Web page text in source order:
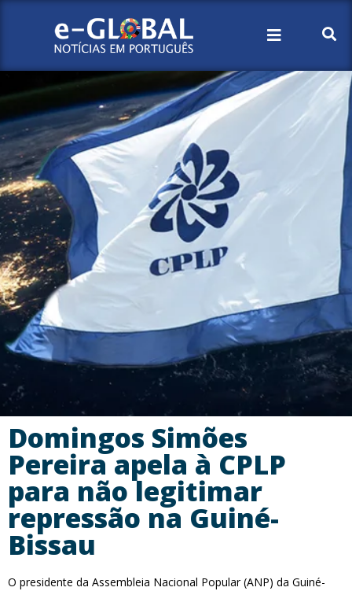
Domingos Simões
Pereira apela à CPLP
para não legitimar
repressão na Guiné-
Bissau
O presidente da Assembleia Nacional Popular (ANP) da Guiné-